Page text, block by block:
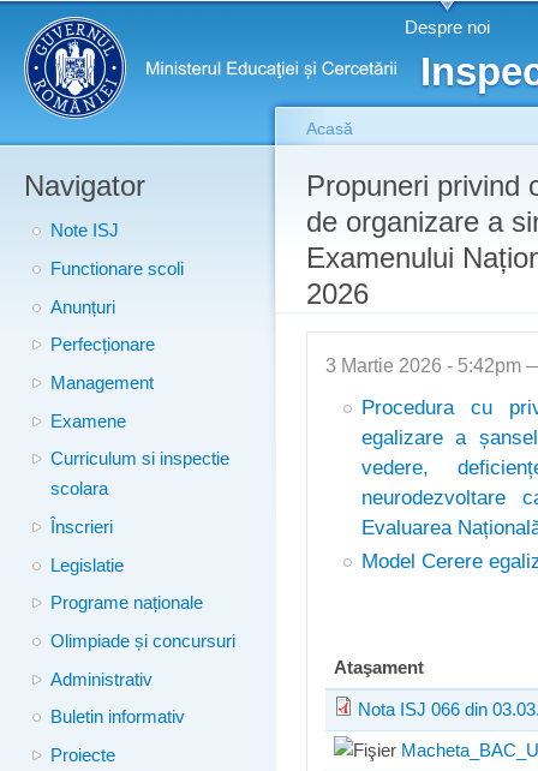
Meniu principal Despre noi
Navigator
Note ISJ
Functionare scoli
Anunțuri
Perfecționare
Management
Examene
Curriculum si inspectie
scolara
Înscrieri
Legislatie
Programe naționale
Olimpiade și concursuri
Administrativ
Buletin informativ
Proiecte
Eşti aici
Acasă
Propuneri privind
de organizare a
Examenului
2026
3 Martie 2026 - 5:42pm
Procedura cu
egalizare a
vedere,
neurodezvoltare
Evaluarea
Model Cerere
Ataşament
Nota ISJ 066 din